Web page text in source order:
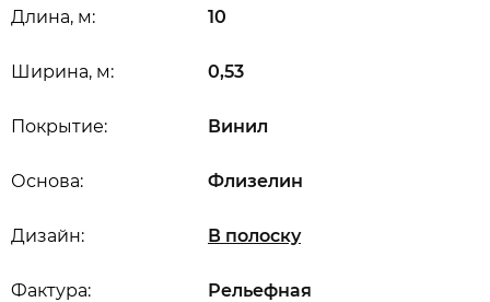
Длина, м: 10
Ширина, м: 0,53
Дизайн: В полоску
Основа: Флизелин
Покрытие: Винил
Фактура: Рельефная